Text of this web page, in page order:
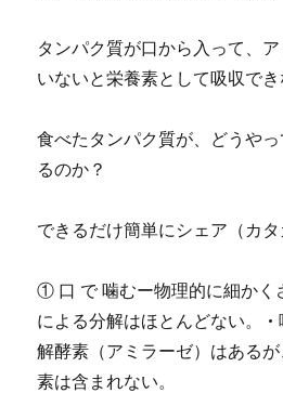
タンパク質が口から入って、
いないと栄養素として吸収でき
食べたタンパク質が、どうや
るのか？
できるだけ簡単にシェア（カタ
① 口 で 噛むー物理的に細かく
による分解はほとんどない。 •
解酵素（アミラーゼ）はある
素は含まれない。